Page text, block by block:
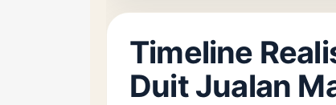
Timeline
Duit Jualan